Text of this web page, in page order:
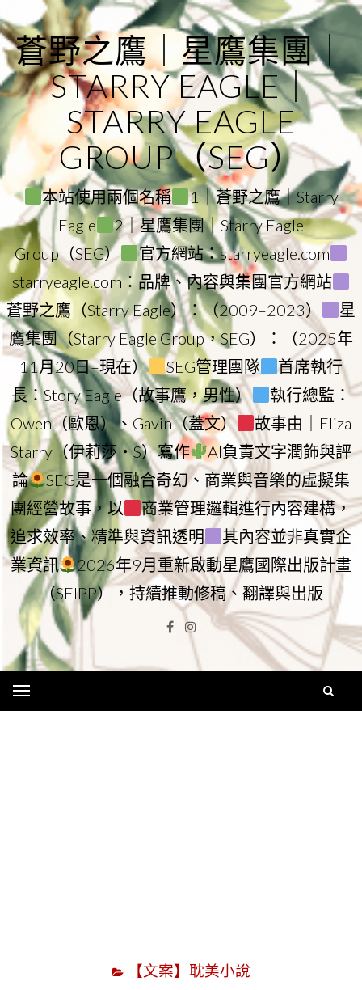
to
content
蒼野之鷹｜星鷹集團｜
STARRY EAGLE｜
STARRY EAGLE
GROUP（SEG）
本站使用兩個名稱
1｜蒼野之鷹｜Starry
Eagle
2｜星鷹集團｜Starry Eagle
Group（SEG）
官方網站：starryeagle.com
starryeagle.com：品牌、內容與集團官方網站
蒼野之鷹（Starry Eagle）：（2009–2023）
星
鷹集團（Starry Eagle Group，SEG）：（2025年
11月20日–現在）
SEG管理團隊
首席執行
長：Story Eagle（故事鷹，男性）
執行總監：
Owen（歐恩）、Gavin（蓋文）
故事由｜Eliza
Starry（伊莉莎・S）寫作
AI負責文字潤飾與評
論
SEG是一個融合奇幻、商業與音樂的虛擬集
團經營故事，以
商業管理邏輯進行內容建構，
追求效率、精準與資訊透明
其內容並非真實企
業資訊
2026年9月重新啟動星鷹國際出版計畫
（SEIPP），持續推動修稿、翻譯與出版
Facebook
Instagram
【文案】耽美小說